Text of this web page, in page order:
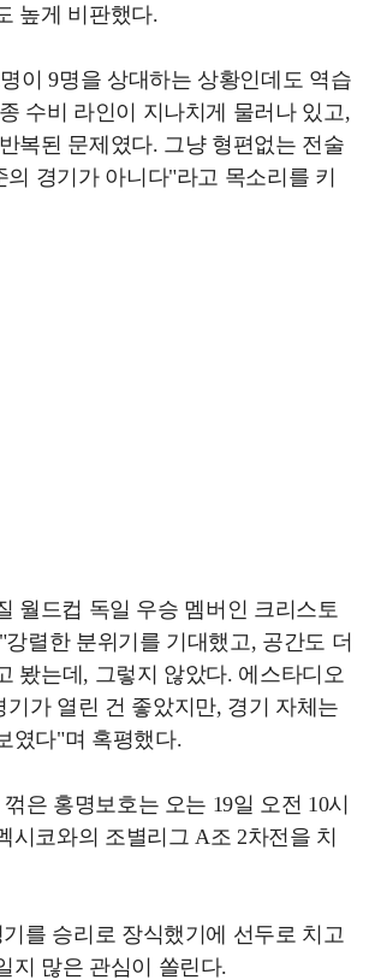
높게 비판했다.
이 9명을 상대하는 상황인데도 역습
수비 라인이 지나치게 물러나 있고,
복된 문제였다. 그냥 형편없는 전술
의 경기가 아니다"라고 목소리를 키
월드컵 독일 우승 멤버인 크리스토
렬한 분위기를 기대했고, 공간도 더
봤는데, 그렇지 않았다. 에스타디오
기가 열린 건 좋았지만, 경기 자체는
였다"며 혹평했다.
은 홍명보호는 오는 19일 오전 10시
시코와의 조별리그 A조 2차전을 치
를 승리로 장식했기에 선두로 치고
지 많은 관심이 쏠린다.